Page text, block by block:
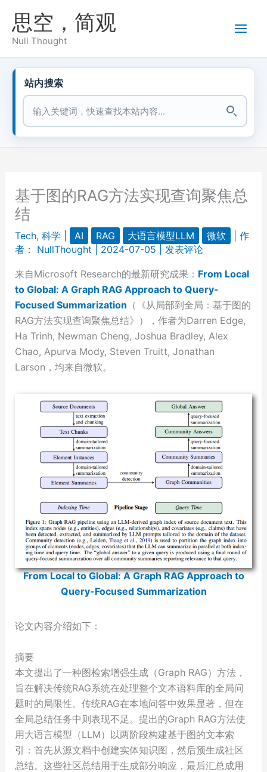
思空，简观
Null Thought
站内搜索
站内搜索
基于图的RAG方法实现查询聚焦总
结
Tech, 科学 AI RAG 大语言模型LLM 微软
| 作
者：
NullThought 2024-07-05 发表评论
来自Microsoft Research的最新研究成果： From Local
to Global: A Graph RAG Approach to Query-
Focused Summarization （《从局部到全局：基于图的
RAG方法实现查询聚焦总结》），作者为Darren Edge,
Ha Trinh, Newman Cheng, Joshua Bradley, Alex
Chao, Apurva Mody, Steven Truitt, Jonathan
Larson，均来自微软。
From Local to Global: A Graph RAG Approach to
Query-Focused Summarization
论文内容介绍如下：
摘要
本文提出了一种图检索增强生成（Graph RAG）方法，
旨在解决传统RAG系统在处理整个文本语料库的全局问
题时的局限性。传统RAG在本地问答中效果显著，但在
全局总结任务中则表现不足。提出的Graph RAG方法使
用大语言模型（LLM）以两阶段构建基于图的文本索
引：首先从源文档中创建实体知识图，然后预生成社区
总结。这些社区总结用于生成部分响应，最后汇总成用